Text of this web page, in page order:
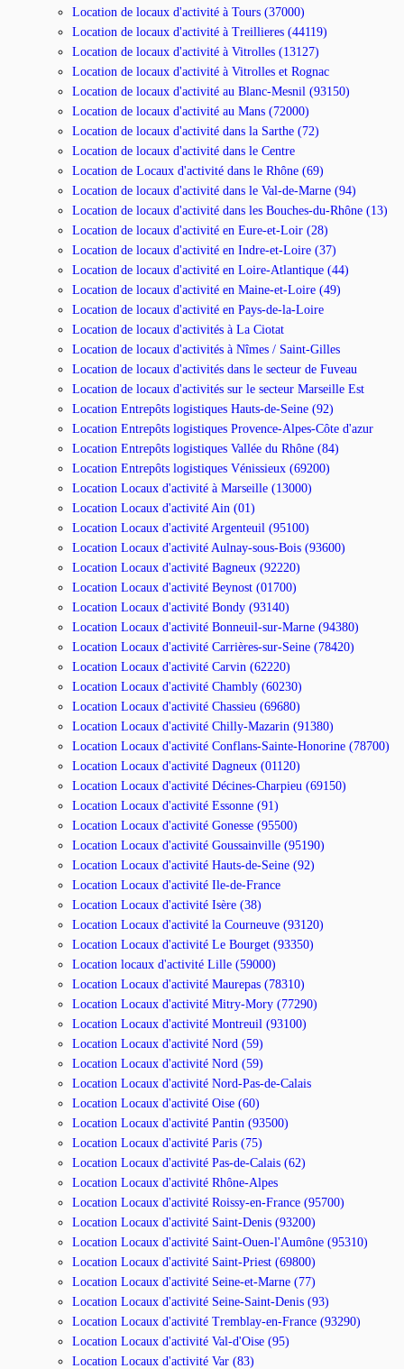
Location de locaux d'activité à Tours (37000)
Location de locaux d'activité à Treillieres (44119)
Location de locaux d'activité à Vitrolles (13127)
Location de locaux d'activité à Vitrolles et Rognac
Location de locaux d'activité au Blanc-Mesnil (93150)
Location de locaux d'activité au Mans (72000)
Location de locaux d'activité dans la Sarthe (72)
Location de locaux d'activité dans le Centre
Location de Locaux d'activité dans le Rhône (69)
Location de locaux d'activité dans le Val-de-Marne (94)
Location de locaux d'activité dans les Bouches-du-Rhône (13)
Location de locaux d'activité en Eure-et-Loir (28)
Location de locaux d'activité en Indre-et-Loire (37)
Location de locaux d'activité en Loire-Atlantique (44)
Location de locaux d'activité en Maine-et-Loire (49)
Location de locaux d'activité en Pays-de-la-Loire
Location de locaux d'activités à La Ciotat
Location de locaux d'activités à Nîmes / Saint-Gilles
Location de locaux d'activités dans le secteur de Fuveau
Location de locaux d'activités sur le secteur Marseille Est
Location Entrepôts logistiques Hauts-de-Seine (92)
Location Entrepôts logistiques Provence-Alpes-Côte d'azur
Location Entrepôts logistiques Vallée du Rhône (84)
Location Entrepôts logistiques Vénissieux (69200)
Location Locaux d'activité à Marseille (13000)
Location Locaux d'activité Ain (01)
Location Locaux d'activité Argenteuil (95100)
Location Locaux d'activité Aulnay-sous-Bois (93600)
Location Locaux d'activité Bagneux (92220)
Location Locaux d'activité Beynost (01700)
Location Locaux d'activité Bondy (93140)
Location Locaux d'activité Bonneuil-sur-Marne (94380)
Location Locaux d'activité Carrières-sur-Seine (78420)
Location Locaux d'activité Carvin (62220)
Location Locaux d'activité Chambly (60230)
Location Locaux d'activité Chassieu (69680)
Location Locaux d'activité Chilly-Mazarin (91380)
Location Locaux d'activité Conflans-Sainte-Honorine (78700)
Location Locaux d'activité Dagneux (01120)
Location Locaux d'activité Décines-Charpieu (69150)
Location Locaux d'activité Essonne (91)
Location Locaux d'activité Gonesse (95500)
Location Locaux d'activité Goussainville (95190)
Location Locaux d'activité Hauts-de-Seine (92)
Location Locaux d'activité Ile-de-France
Location Locaux d'activité Isère (38)
Location Locaux d'activité la Courneuve (93120)
Location Locaux d'activité Le Bourget (93350)
Location locaux d'activité Lille (59000)
Location Locaux d'activité Maurepas (78310)
Location Locaux d'activité Mitry-Mory (77290)
Location Locaux d'activité Montreuil (93100)
Location Locaux d'activité Nord (59)
Location Locaux d'activité Nord (59)
Location Locaux d'activité Nord-Pas-de-Calais
Location Locaux d'activité Oise (60)
Location Locaux d'activité Pantin (93500)
Location Locaux d'activité Paris (75)
Location Locaux d'activité Pas-de-Calais (62)
Location Locaux d'activité Rhône-Alpes
Location Locaux d'activité Roissy-en-France (95700)
Location Locaux d'activité Saint-Denis (93200)
Location Locaux d'activité Saint-Ouen-l'Aumône (95310)
Location Locaux d'activité Saint-Priest (69800)
Location Locaux d'activité Seine-et-Marne (77)
Location Locaux d'activité Seine-Saint-Denis (93)
Location Locaux d'activité Tremblay-en-France (93290)
Location Locaux d'activité Val-d'Oise (95)
Location Locaux d'activité Var (83)